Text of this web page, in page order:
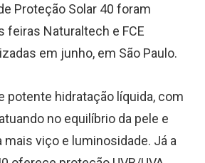
Proteção Solar 40 foram
feiras Naturaltech e FCE
em junho, em São Paulo.
potente hidratação líquida, com
no equilíbrio da pele e
mais viço e luminosidade. Já a